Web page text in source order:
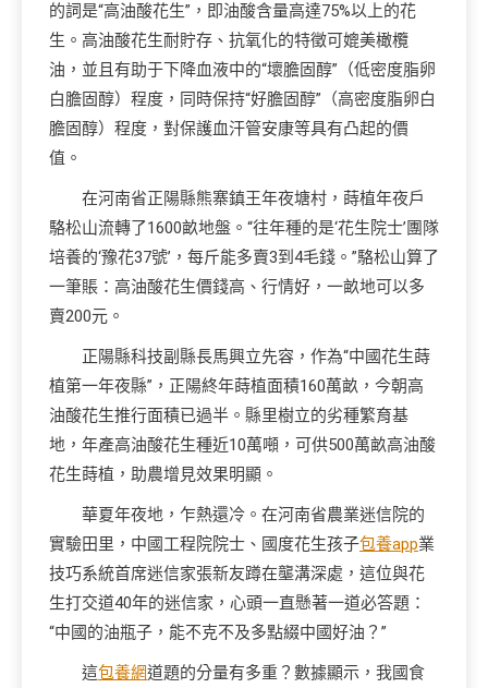
的詞是“高油酸花生”，即油酸含量高達75%以上的花
生。高油酸花生耐貯存、抗氧化的特徵可媲美橄欖
油，並且有助于下降血液中的“壞膽固醇”（低密度脂卵
白膽固醇）程度，同時保持“好膽固醇”（高密度脂卵白
膽固醇）程度，對保護血汗管安康等具有凸起的價
值。
在河南省正陽縣熊寨鎮王年夜塘村，蒔植年夜戶
駱松山流轉了1600畝地盤。“往年種的是‘花生院士’團隊
培養的‘豫花37號’，每斤能多賣3到4毛錢。”駱松山算了
一筆賬：高油酸花生價錢高、行情好，一畝地可以多
賣200元。
正陽縣科技副縣長馬興立先容，作為“中國花生蒔
植第一年夜縣”，正陽終年蒔植面積160萬畝，今朝高
油酸花生推行面積已過半。縣里樹立的劣種繁育基
地，年產高油酸花生種近10萬噸，可供500萬畝高油酸
花生蒔植，助農增見效果明顯。
華夏年夜地，乍熱還冷。在河南省農業迷信院的
實驗田里，中國工程院院士、國度花生孩子包養app業
技巧系統首席迷信家張新友蹲在壟溝深處，這位與花
生打交道40年的迷信家，心頭一直懸著一道必答題：
“中國的油瓶子，能不克不及多點綴中國好油？”
這包養網道題的分量有多重？數據顯示，我國食